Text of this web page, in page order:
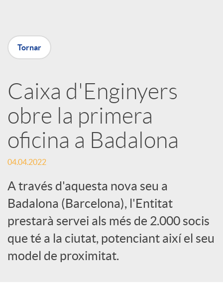
p
a
r
t
i
r
a
Tornar
Caixa d'Enginyers
obre la primera
oficina a Badalona
04.04.2022
A través d'aquesta nova seu a
Badalona (Barcelona), l'Entitat
prestarà servei als més de 2.000 socis
que té a la ciutat, potenciant així el seu
model de proximitat.